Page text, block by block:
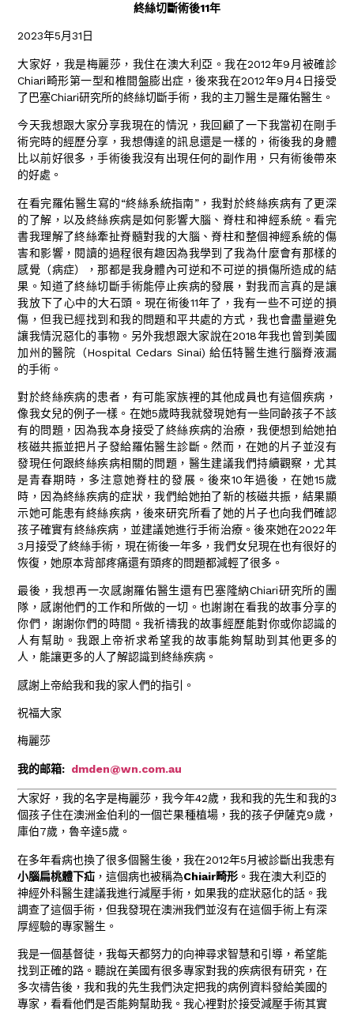
終絲切斷術後11年
2023年5月31日
大家好，我是梅麗莎，我住在澳大利亞。我在2012年9月被確診
Chiari畸形第一型和椎間盤膨出症，後來我在2012年9月4日接受
了巴塞Chiari研究所的終絲切斷手術，我的主刀醫生是羅佑醫生。
今天我想跟大家分享我現在的情況，我回顧了一下我當初在剛手
術完時的經歷分享，我想傳達的訊息還是一樣的，術後我的身體
比以前好很多，手術後我沒有出現任何的副作用，只有術後帶來
的好處。
在看完羅佑醫生寫的“終絲系統指南”，我對於終絲疾病有了更深
的了解，以及終絲疾病是如何影響大腦、脊柱和神經系統。看完
書我理解了終絲牽扯脊髓對我的大腦、脊柱和整個神經系統的傷
害和影響，閱讀的過程很有趣因為我學到了我為什麼會有那樣的
感覺（病症），那都是我身體內可逆和不可逆的損傷所造成的結
果。知道了終絲切斷手術能停止疾病的發展，對我而言真的是讓
我放下了心中的大石頭。現在術後11年了，我有一些不可逆的損
傷，但我已經找到和我的問題和平共處的方式，我也會盡量避免
讓我情況惡化的事物。另外我想跟大家說在2018年我也曾到美國
加州的醫院（Hospital Cedars Sinai) 給伍特醫生進行腦脊液漏
的手術。
對於終絲疾病的患者，有可能家族裡的其他成員也有這個疾病，
像我女兒的例子一樣。在她5歲時我就發現她有一些同齡孩子不該
有的問題，因為我本身接受了終絲疾病的治療，我便想到給她拍
核磁共振並把片子發給羅佑醫生診斷。然而，在她的片子並沒有
發現任何跟終絲疾病相關的問題，醫生建議我們持續觀察，尤其
是青春期時，多注意她脊柱的發展。後來10年過後，在她15歲
時，因為終絲疾病的症狀，我們給她拍了新的核磁共振，結果顯
示她可能患有終絲疾病，後來研究所看了她的片子也向我們確認
孩子確實有終絲疾病，並建議她進行手術治療。後來她在2022年
3月接受了終絲手術，現在術後一年多，我們女兒現在也有很好的
恢復，她原本背部疼痛還有頭疼的問題都減輕了很多。
最後，我想再一次感謝羅佑醫生還有巴塞隆納Chiari研究所的團
隊，感謝他們的工作和所做的一切。也謝謝在看我的故事分享的
你們，謝謝你們的時間。我祈禱我的故事經歷能對你或你認識的
人有幫助。我跟上帝祈求希望我的故事能夠幫助到其他更多的
人，能讓更多的人了解認識到終絲疾病。
感謝上帝給我和我的家人們的指引。
祝福大家
梅麗莎
我的邮箱: dmden@wn.com.au
大家好，我的名字是梅麗莎，我今年42歲，我和我的先生和我的3
個孩子住在澳洲金伯利的一個芒果種植場，我的孩子伊薩克9歲，
庫伯7歲，魯辛達5歲。
在多年看病也換了很多個醫生後，我在2012年5月被診斷出我患有
小腦扁桃體下疝 ，這個病也被稱為Chiair畸形 。我在澳大利亞的
神經外科醫生建議我進行減壓手術，如果我的症狀惡化的話。我
調查了這個手術，但我發現在澳洲我們並沒有在這個手術上有深
厚經驗的專家醫生。
我是一個基督徒，我每天都努力的向神尋求智慧和引導，希望能
找到正確的路。聽說在美國有很多專家對我的疾病很有研究，在
多次禱告後，我和我的先生我們決定把我的病例資料發給美國的
專家，看看他們是否能夠幫助我。我心裡對於接受減壓手術其實